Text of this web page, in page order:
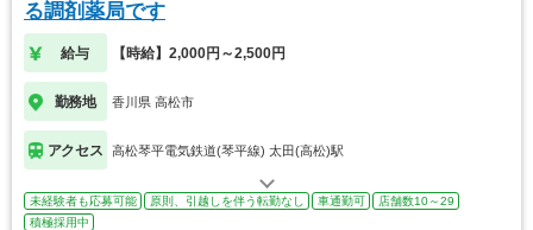
る調剤薬局です
給与 【時給】2,000円～2,500円
勤務地 香川県 高松市
アクセス 高松琴平電気鉄道(琴平線) 太田(高松)駅
未経験者も応募可能 原則、引越しを伴う転勤なし 車通勤可
店舗数10～29
積極採用中